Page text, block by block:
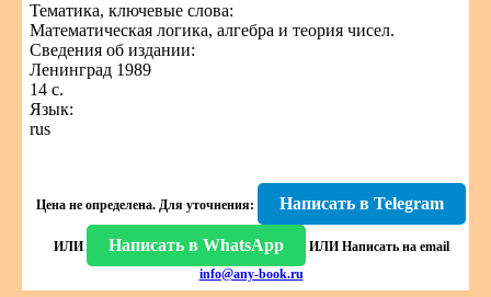
Тематика, ключевые слова:
Математическая логика, алгебра и теория чисел.
Сведения об издании:
Ленинград 1989
14 с.
Язык:
rus
Цена не определена. Для уточнения: Написать в Telegram
ИЛИ Написать в WhatsApp ИЛИ Написать на email
info@any-book.ru